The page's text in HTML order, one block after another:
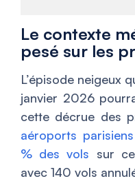
Le contexte
pesé sur les
L’épisode neigeux
janvier 2026
cette décrue des
aéroports
% des vols sur
avec 140 vols